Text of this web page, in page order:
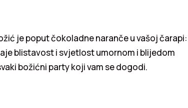
je poput čokoladne naranče u vašoj čarapi:
blistavost i svjetlost umornom i blijedom
božićni party koji vam se dogodi.